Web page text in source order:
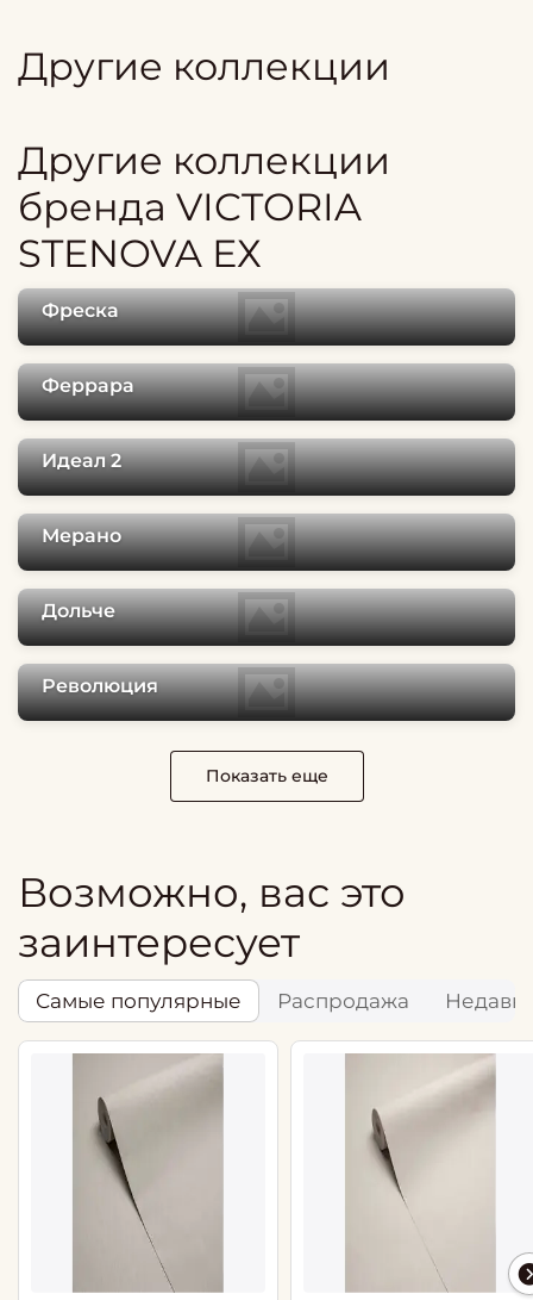
Другие коллекции
Другие коллекции
бренда VICTORIA
STENOVA ЕХ
Фреска
Феррара
Идеал 2
Мерано
Дольче
Революция
Показать еще
Возможно, вас это
заинтересует
Самые популярные Распродажа